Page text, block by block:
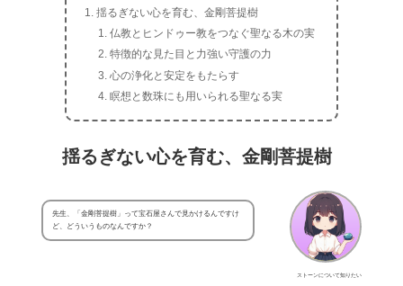
揺るぎない心を育む、金剛菩提樹
仏教とヒンドゥー教をつなぐ聖なる木の実
特徴的な見た目と力強い守護の力
心の浄化と安定をもたらす
瞑想と数珠にも用いられる聖なる実
揺るぎない心を育む、金剛菩提樹
ストーンについて知りたい
先生、「金剛菩提樹」って宝石屋さんで見かけるんですけ
ど、どういうものなんですか？